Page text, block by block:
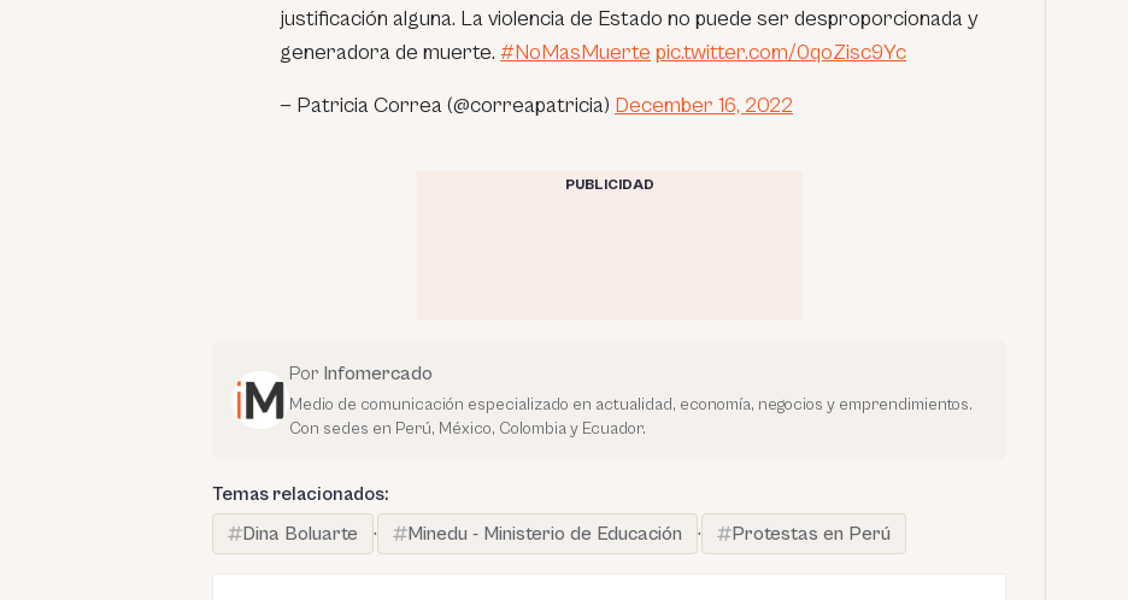
justificación alguna. La violencia de Estado no puede ser desproporcionada y
generadora de muerte. #NoMasMuerte pic.twitter.com/0qoZisc9Yc
— Patricia Correa (@correapatricia) December 16, 2022
PUBLICIDAD
Por Infomercado
Medio de comunicación especializado en actualidad, economía, negocios y emprendimientos.
Con sedes en Perú, México, Colombia y Ecuador.
Temas relacionados:
Dina Boluarte
· Minedu - Ministerio de Educación · Protestas en Perú